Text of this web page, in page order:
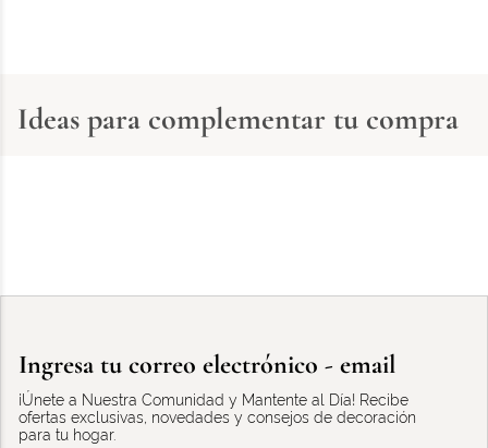
Ideas para complementar tu compra
Ingresa tu correo electrónico - email
¡Únete a Nuestra Comunidad y Mantente al Día! Recibe
ofertas exclusivas, novedades y consejos de decoración
para tu hogar.